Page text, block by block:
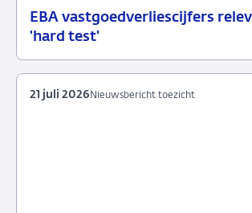
EBA vastgoedverliescijfers
'hard test'
23
Nieuwsbericht
Nieuwsbericht toezicht
21 juli 2026